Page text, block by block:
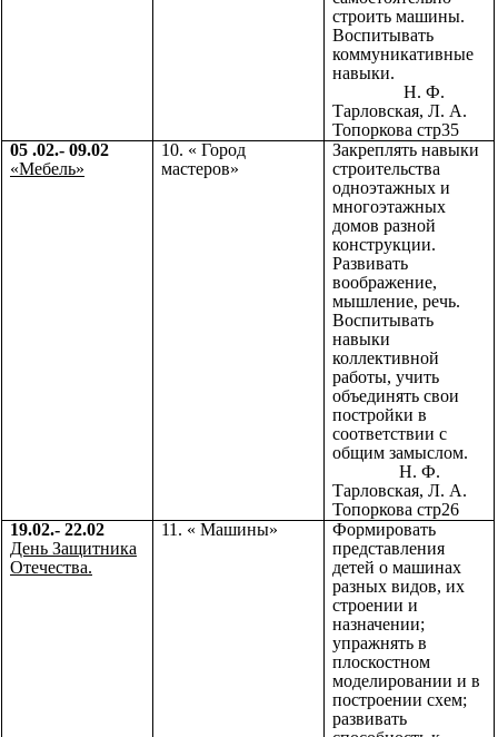
строить машины.
Воспитывать
коммуникативные
навыки.
Н. Ф.
Тарловская, Л. А.
Топоркова стр35
05 .02.- 09.02
«Мебель»
10. « Город
мастеров»
Закреплять навыки
строительства
одноэтажных и
многоэтажных
домов разной
конструкции.
Развивать
воображение,
мышление, речь.
Воспитывать
навыки
коллективной
работы, учить
объединять свои
постройки в
соответствии с
общим замыслом.
Н. Ф.
Тарловская, Л. А.
Топоркова стр26
19.02.- 22.02
День Защитника
Отечества.
11. « Машины»
Формировать
представления
детей о машинах
разных видов, их
строении и
назначении;
упражнять в
плоскостном
моделировании и в
построении схем;
развивать